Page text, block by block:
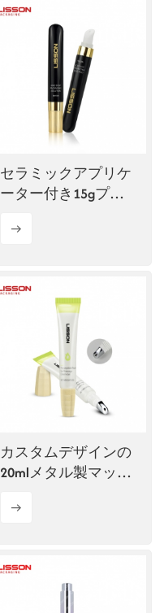
セラミックアプリケ
ーター付き15gプラ
セラムボトル（卸
カスタムデザインの
20mlメタル製マッサ
ューブパッケージ